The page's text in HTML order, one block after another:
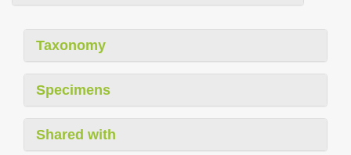
Taxonomy
Specimens
Shared with